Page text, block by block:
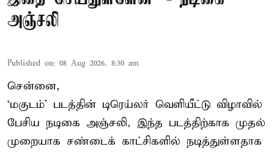
அஞ்சலி
Published on: 08 Aug 2026, 8:30 am
சென்னை,
‘மகுடம்’ படத்தின் டிரெய்லர் வெளியீட்டு விழாவில்
பேசிய நடிகை அஞ்சலி, இந்த படத்திற்காக முதல்
முறையாக சண்டைக் காட்சிகளில் நடித்துள்ளதாக